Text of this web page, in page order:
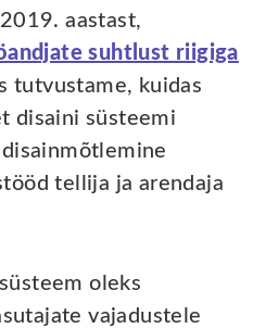
aastast,
suhtlust riigiga
tutvustame, kuidas
disaini süsteemi
tellija ja arendaja
oleks
vajadustele